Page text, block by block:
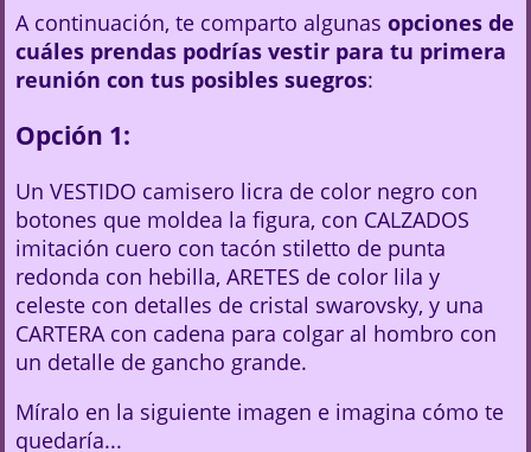
A continuación, te comparto algunasopciones de
cuáles prendas podrías vestir para tu primera
reunión con tus posibles suegros:
Opción 1:
Un VESTIDO camisero licra de color negro con
botones que moldea la figura, con CALZADOS
imitación cuero con tacón stiletto de punta
redonda con hebilla, ARETES de color lila y
celeste con detalles de cristal swarovsky, y una
CARTERA con cadena para colgar al hombro con
un detalle de gancho grande.
Míralo en la siguiente imagen e imagina cómo te
quedaría...